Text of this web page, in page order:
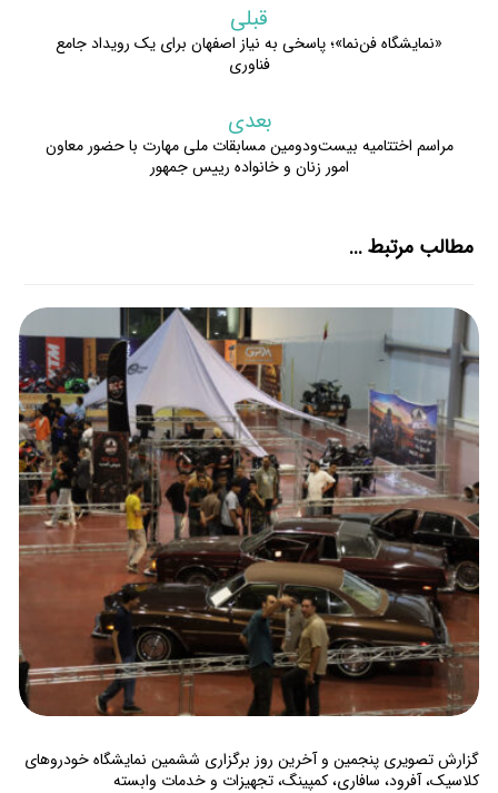
قبلی
«نمایشگاه فن‌نما»؛ پاسخی به نیاز اصفهان برای یک رویداد جامع
فناوری
بعدی
مراسم اختتامیه بیست‌ودومین مسابقات ملی مهارت با حضور معاون
امور زنان و خانواده رییس جمهور
مطالب مرتبط ...
گزارش تصویری پنجمین و آخرین روز برگزاری ششمین نمایشگاه خودروهای
کلاسیک، آفرود، سافاری، کمپینگ، تجهیزات و خدمات وابسته